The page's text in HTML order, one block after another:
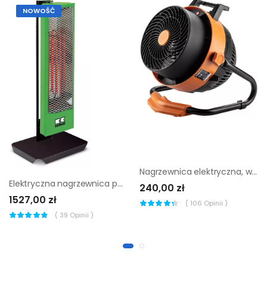
NOWOŚĆ
Elektryczna nagrzewnica powietrza Remko EST
1527,00 zł
( 39 Opinii )
Nagrzewnica elektryczna, wentylator Neo Tools 90-071 |
240,00 zł
( 106 Opinii )